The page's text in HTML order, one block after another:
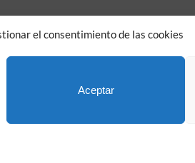
el consentimiento de las cookies
Aceptar
Fundación Pastor de Estudios Clásicos
Calle Serrano, 107. Madrid, 28006.